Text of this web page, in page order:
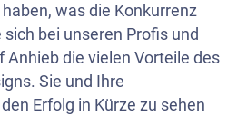
was die Konkurrenz
bei unseren Profis und
Anhieb die vielen Vorteile des
Sie und Ihre
Erfolg in Kürze zu sehen